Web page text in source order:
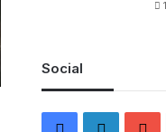
Social